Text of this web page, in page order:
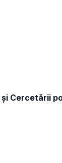
Cercetării